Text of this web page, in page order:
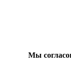
Мы